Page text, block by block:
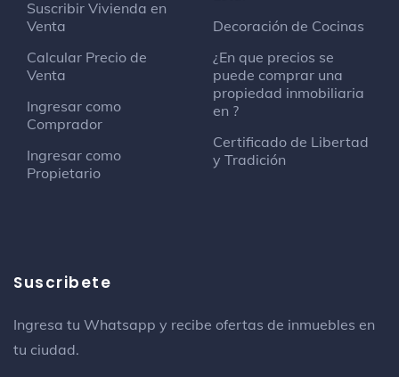
Suscribir Vivienda en
Venta
Calcular Precio de
Venta
Ingresar como
Comprador
Ingresar como
Propietario
Decoración de Cocinas
¿En que precios se
puede comprar una
propiedad inmobiliaria
en ?
Certificado de Libertad
y Tradición
Suscribete
Ingresa tu Whatsapp y recibe ofertas de inmuebles en
tu ciudad.